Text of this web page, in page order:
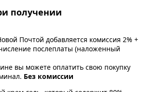
получении
Почтой добавляется комиссия 2% +
послеплаты (наложенный
вы можете оплатить свою покупку
Без комиссии